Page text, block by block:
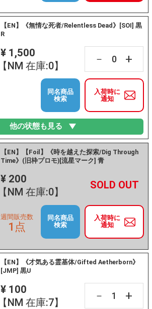
【EN】《無情な死者/Relentless Dead》[SOI] 黒
R
¥ 1,500
【NM 在庫:0】
－ +
入荷時に
通知
同名商品
検索
他の状態も見る
【EN】【Foil】《時を越えた探索/Dig Through
Time》(旧枠プロモ)[流星マーク] 青
¥ 200
【NM 在庫:0】
－ +
入荷時に
通知
週間販売数
1点
同名商品
検索
【EN】《才気ある霊基体/Gifted Aetherborn》
[JMP] 黒U
¥ 100
【NM 在庫:7】
－ +